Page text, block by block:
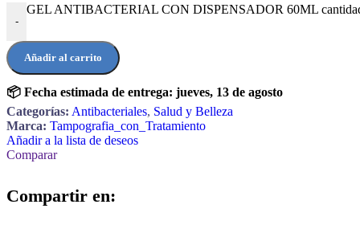
-
GEL ANTIBACTERIAL CON DISPENSADOR 60ML
Añadir al carrito
📦 Fecha estimada de entrega: jueves, 13 de agosto
Categorías: Antibacteriales, Salud y Belleza
Marca: Tampografia_con_Tratamiento
Añadir a la lista de deseos
Comparar
Compartir en: